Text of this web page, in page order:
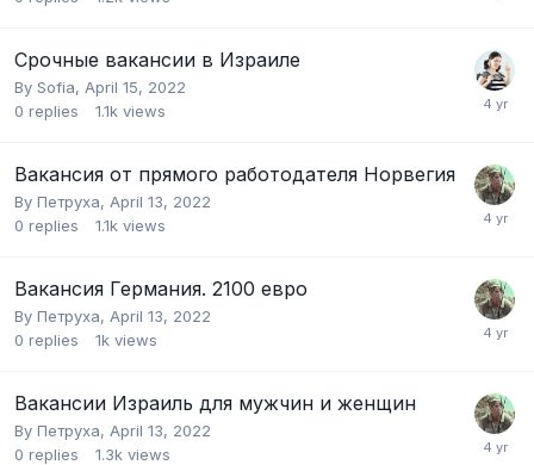
Срочные вакансии в Израиле
By Sofia, April 15, 2022
0 replies 1.1k views
Вакансия от прямого работодателя Норвегия
By Петруха, April 13, 2022
0 replies 1.1k views
Вакансия Германия. 2100 евро
By Петруха, April 13, 2022
0 replies 1k views
Вакансии Израиль для мужчин и женщин
By Петруха, April 13, 2022
0 replies 1.3k views